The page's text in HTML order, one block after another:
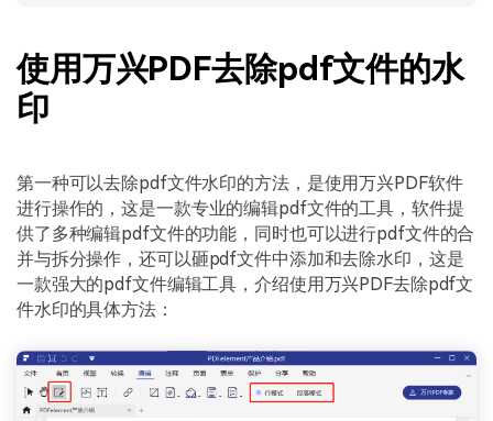
使用万兴PDF去除pdf文件的水
印
第一种可以去除pdf文件水印的方法，是使用万兴PDF软件
进行操作的，这是一款专业的编辑pdf文件的工具，软件提
供了多种编辑pdf文件的功能，同时也可以进行pdf文件的合
并与拆分操作，还可以砸pdf文件中添加和去除水印，这是
一款强大的pdf文件编辑工具，介绍使用万兴PDF去除pdf文
件水印的具体方法：